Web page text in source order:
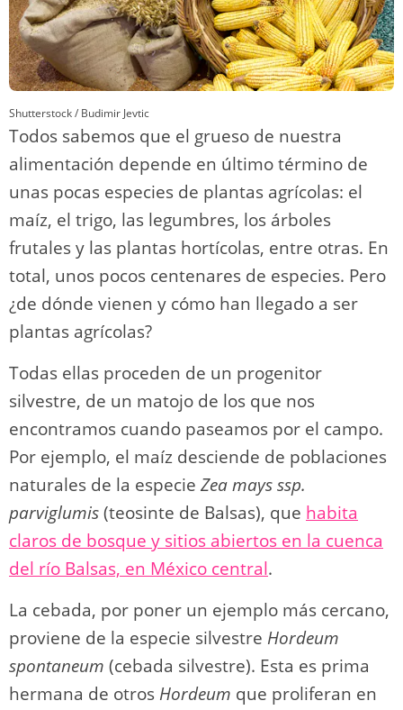
Shutterstock / Budimir Jevtic
Todos sabemos que el grueso de nuestra
alimentación depende en último término de
unas pocas especies de plantas agrícolas: el
maíz, el trigo, las legumbres, los árboles
frutales y las plantas hortícolas, entre otras. En
total, unos pocos centenares de especies. Pero
¿de dónde vienen y cómo han llegado a ser
plantas agrícolas?
Todas ellas proceden de un progenitor
silvestre, de un matojo de los que nos
encontramos cuando paseamos por el campo.
Por ejemplo, el maíz desciende de poblaciones
naturales de la especie Zea mays ssp.
parviglumis(teosinte de Balsas), que habita
claros de bosque y sitios abiertos en la cuenca
del río Balsas, en México central.
La cebada, por poner un ejemplo más cercano,
proviene de la especie silvestre Hordeum
spontaneum (cebada silvestre). Esta es prima
hermana de otros Hordeum que proliferan en